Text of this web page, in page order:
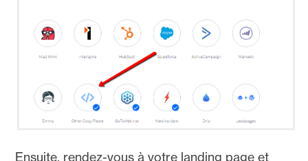
Ensuite, rendez-vous à votre landing page et